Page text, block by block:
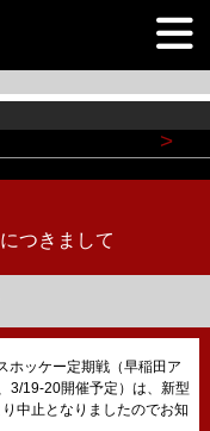
>
つきまして
ッケー定期戦（早稲田ア
3/19-20開催予定）は、新型
中止となりましたのでお知